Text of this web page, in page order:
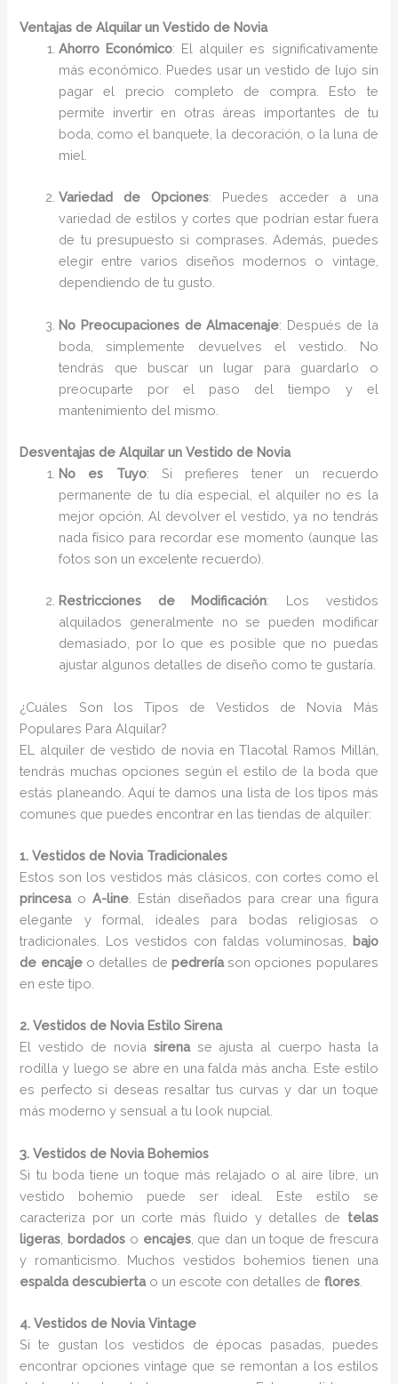
Ventajas de Alquilar un Vestido de Novia
Ahorro Económico: El alquiler es significativamente
más económico. Puedes usar un vestido de lujo sin
pagar el precio completo de compra. Esto te
permite invertir en otras áreas importantes de tu
boda, como el banquete, la decoración, o la luna de
miel.
Variedad de Opciones: Puedes acceder a una
variedad de estilos y cortes que podrían estar fuera
de tu presupuesto si comprases. Además, puedes
elegir entre varios diseños modernos o vintage,
dependiendo de tu gusto.
No Preocupaciones de Almacenaje: Después de la
boda, simplemente devuelves el vestido. No
tendrás que buscar un lugar para guardarlo o
preocuparte por el paso del tiempo y el
mantenimiento del mismo.
Desventajas de Alquilar un Vestido de Novia
No es Tuyo: Si prefieres tener un recuerdo
permanente de tu día especial, el alquiler no es la
mejor opción. Al devolver el vestido, ya no tendrás
nada físico para recordar ese momento (aunque las
fotos son un excelente recuerdo).
Restricciones de Modificación: Los vestidos
alquilados generalmente no se pueden modificar
demasiado, por lo que es posible que no puedas
ajustar algunos detalles de diseño como te gustaría.
¿Cuáles Son los Tipos de Vestidos de Novia Más
Populares Para Alquilar?
EL alquiler de vestido de novia en Tlacotal Ramos Millán,
tendrás muchas opciones según el estilo de la boda que
estás planeando. Aquí te damos una lista de los tipos más
comunes que puedes encontrar en las tiendas de alquiler:
1. Vestidos de Novia Tradicionales
Estos son los vestidos más clásicos, con cortes como el
princesaoA-line . Están diseñados para crear una figura
elegante y formal, ideales para bodas religiosas o
tradicionales. Los vestidos con faldas voluminosas, bajo
de encajeo detalles de pedreríason opciones populares
en este tipo.
2. Vestidos de Novia Estilo Sirena
El vestido de novia sirenase ajusta al cuerpo hasta la
rodilla y luego se abre en una falda más ancha. Este estilo
es perfecto si deseas resaltar tus curvas y dar un toque
más moderno y sensual a tu look nupcial.
3. Vestidos de Novia Bohemios
Si tu boda tiene un toque más relajado o al aire libre, un
vestido bohemio puede ser ideal. Este estilo se
caracteriza por un corte más fluido y detalles de telas
ligeras bordados o encajes, que dan un toque de frescura
y romanticismo. Muchos vestidos bohemios tienen una
espalda descubiertao un escote con detalles deflores
4. Vestidos de Novia Vintage
Si te gustan los vestidos de épocas pasadas, puedes
encontrar opciones vintage que se remontan a los estilos